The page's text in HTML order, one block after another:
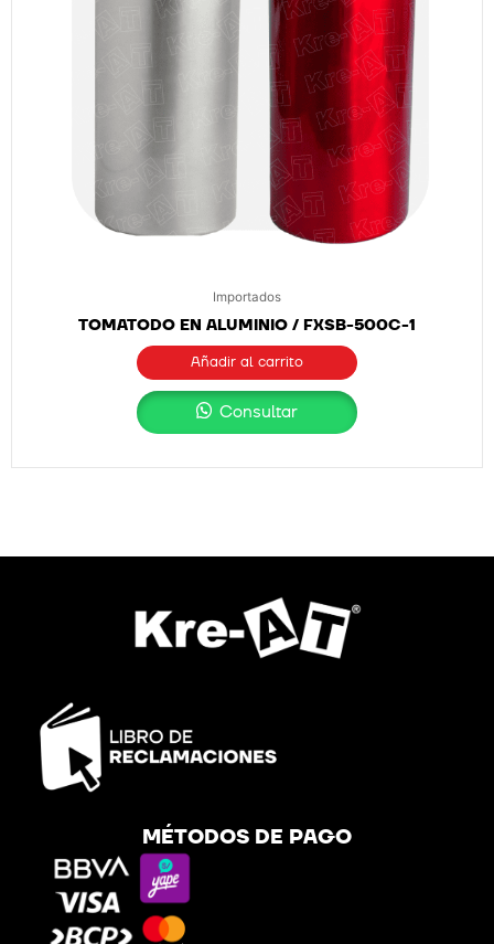
Importados
TOMATODO EN ALUMINIO / FXSB-500C-1
Añadir al carrito
Consultar
MÉTODOS DE PAGO